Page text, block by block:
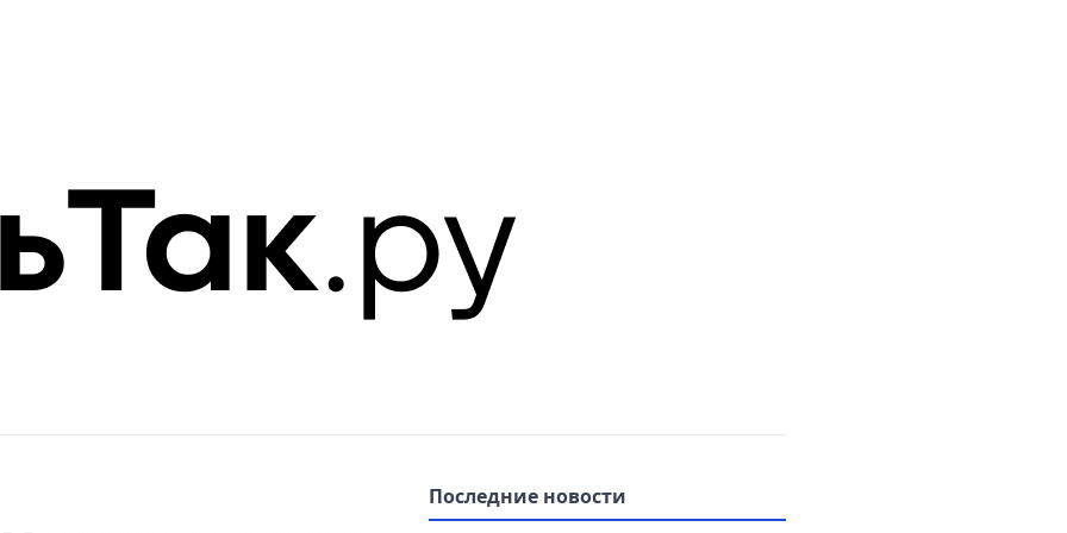
Последние новости